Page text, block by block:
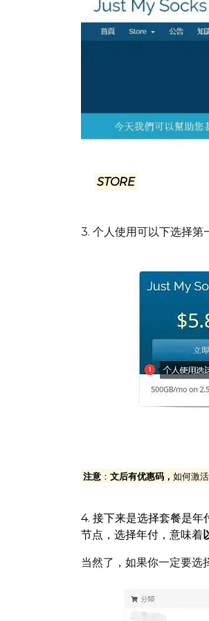
STORE
3. 个人使用可以下选择第
注意： 文后有优惠码， 如何激
4. 接下来是选择套餐是年
节点，选择年付，意味着
当然了，如果你一定要选